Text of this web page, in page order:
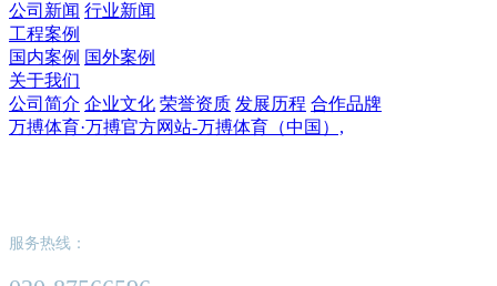
公司新闻 行业新闻
工程案例
国内案例 国外案例
关于我们
公司简介 企业文化 荣誉资质 发展历程 合作品牌
万搏体育·万搏官方网站-万搏体育（中国）,
服务热线：